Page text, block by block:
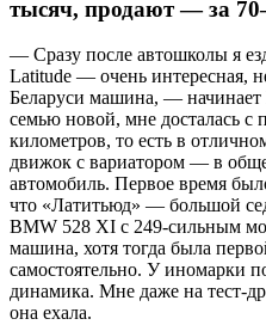
тысяч, продают — за
— Сразу после автошколы я
Latitude — очень интересная,
Беларуси машина, —
семью новой, мне досталась с
километров, то есть в
движок с вариатором — в
автомобиль. Первое время
что «Латитьюд» — большой
BMW 528 XI c 249-сильным
машина, хотя тогда была
самостоятельно. У иномарки
динамика. Мне даже на тест-
она ехала.